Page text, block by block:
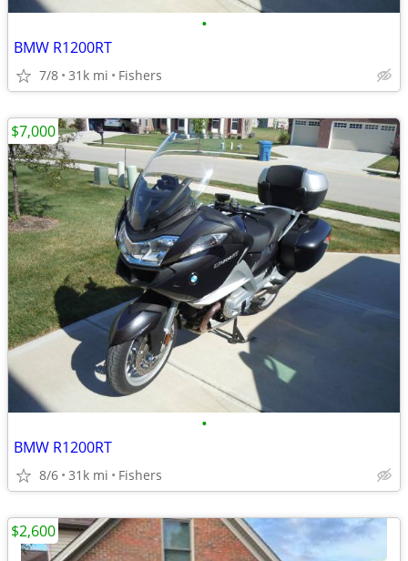
•
BMW R1200RT
7/8 31k mi Fishers
•
BMW R1200RT
8/6 31k mi Fishers
$7,000
$2,600